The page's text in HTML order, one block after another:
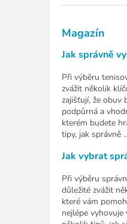
Magazín
Jak správně
Při výběru
zvážit několik
zajišťují, že obuv
podpůrná a
kterém budete
tipy, jak správně
Jak vybrat
Při výběru
důležité zvážit
které vám
nejlépe vyhovuje